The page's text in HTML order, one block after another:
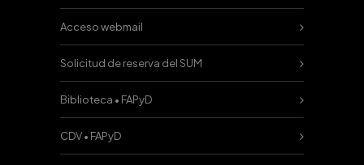
Acceso webmail
Solicitud de reserva del SUM
Biblioteca • FAPyD
CDV • FAPyD